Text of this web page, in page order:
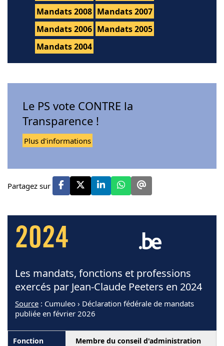
Mandats 2008 Mandats 2007
Mandats 2006 Mandats 2005
Mandats 2004
Le PS vote CONTRE la
Transparence !
Plus d'informations
Partagez sur
2024
Les mandats, fonctions et professions
exercés par Jean-Claude Peeters en 2024
Source : Cumuleo › Déclaration fédérale de mandats
publiée en février 2026
Membre du conseil d'administration